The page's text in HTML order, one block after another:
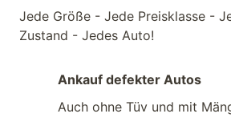
Jede Größe - Jede Preisklasse -
Zustand - Jedes Auto!
Ankauf defekter Autos
Auch ohne Tüv und mit